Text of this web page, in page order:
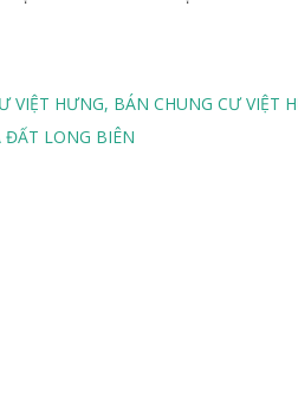
VIỆT HƯNG BÁN CHUNG CƯ VIỆT
ĐẤT LONG BIÊN